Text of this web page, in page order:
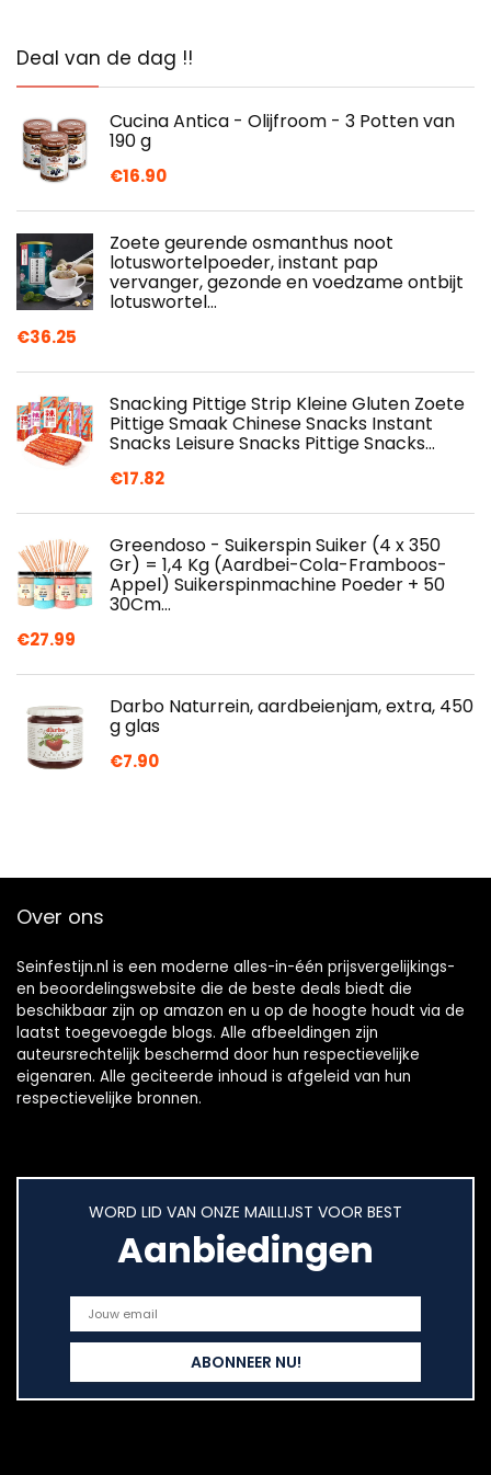
Deal van de dag !!
Cucina Antica - Olijfroom - 3 Potten van
190 g
€16.90
Zoete geurende osmanthus noot
lotuswortelpoeder, instant pap
vervanger, gezonde en voedzame ontbijt
lotuswortel…
€36.25
Snacking Pittige Strip Kleine Gluten Zoete
Pittige Smaak Chinese Snacks Instant
Snacks Leisure Snacks Pittige Snacks…
€17.82
Greendoso - Suikerspin Suiker (4 x 350
Gr) = 1,4 Kg (Aardbei-Cola-Framboos-
Appel) Suikerspinmachine Poeder + 50
30Cm…
€27.99
Darbo Naturrein, aardbeienjam, extra, 450
g glas
€7.90
Over ons
Seinfestijn.nl is een moderne alles-in-één prijsvergelijkings-
en beoordelingswebsite die de beste deals biedt die
beschikbaar zijn op amazon en u op de hoogte houdt via de
laatst toegevoegde blogs. Alle afbeeldingen zijn
auteursrechtelijk beschermd door hun respectievelijke
eigenaren. Alle geciteerde inhoud is afgeleid van hun
respectievelijke bronnen.
WORD LID VAN ONZE MAILLIJST VOOR BEST
Aanbiedingen